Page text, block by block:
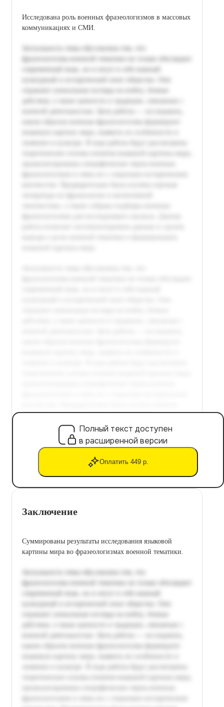
Исследована роль военных фразеологизмов в массовых
коммуникациях и СМИ.
Полный текст доступен
в расширенной версии
Оплатить 449 р.
Заключение
Суммированы результаты исследования языковой
картины мира во фразеологизмах военной тематики.